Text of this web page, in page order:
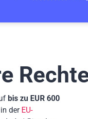
bis zu EUR 600
der EU-